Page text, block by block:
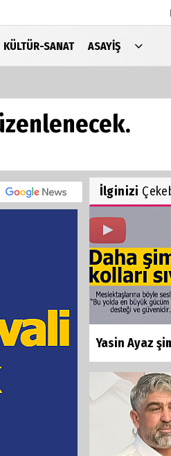
KÜLTÜR-SANAT ASAYIŞ
Galeri
İlginizi
Yasin Ayaz